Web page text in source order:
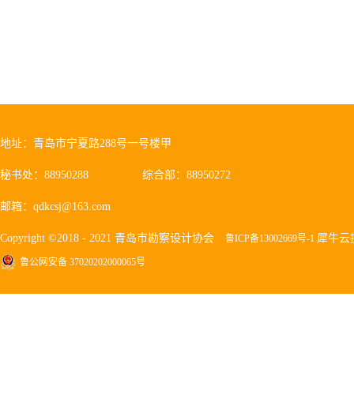
地址：青岛市宁夏路288号一号楼甲
秘书处：88950288 综合部：88950272
邮箱：qdkcsj@163.com
Copyright ©2018 - 2021 青岛市勘察设计协会 鲁ICP备13002669号-1 犀牛云
鲁公网安备 37020202000065号